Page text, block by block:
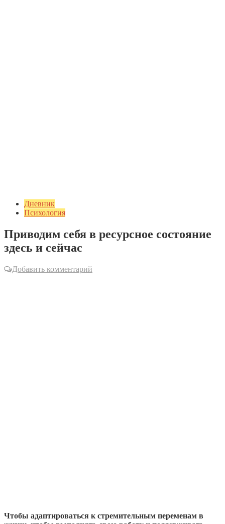
Дневник
Психология
Приводим себя в ресурсное состояние
здесь и сейчас
Добавить комментарий
Чтобы адаптироваться к стремительным переменам в